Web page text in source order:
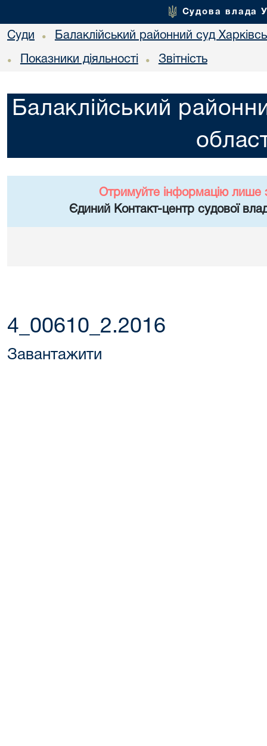
Судова влада
Суди • Балаклійський районний суд
• Показники діяльності • Звітність
Балаклійський
Отримуйте інформацію лише
Єдиний Контакт-центр судової
4_00610_2.2016
Завантажити